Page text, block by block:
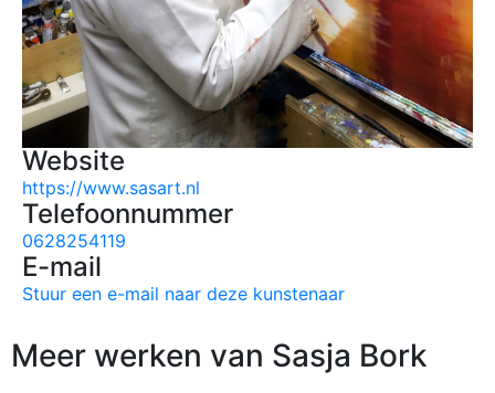
Website
https://www.sasart.nl
Telefoonnummer
0628254119
E-mail
Stuur een e-mail naar deze kunstenaar
Meer werken van Sasja Bork